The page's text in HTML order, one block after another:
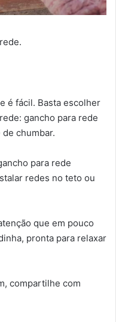
é fácil. Basta escolher
gancho para rede
chumbar.
para rede
redes no teto ou
que em pouco
pronta para relaxar
compartilhe com